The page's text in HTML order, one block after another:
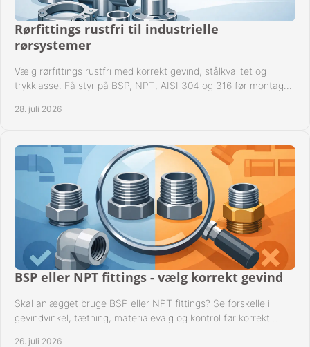
Rørfittings rustfri til industrielle
rørsystemer
Vælg rørfittings rustfri med korrekt gevind, stålkvalitet og
trykklasse. Få styr på BSP, NPT, AISI 304 og 316 før montage
28. juli 2026
BSP eller NPT fittings - vælg korrekt gevind
Skal anlægget bruge BSP eller NPT fittings? Se forskelle i
gevindvinkel, tætning, materialevalg og kontrol før korrekt
26. juli 2026